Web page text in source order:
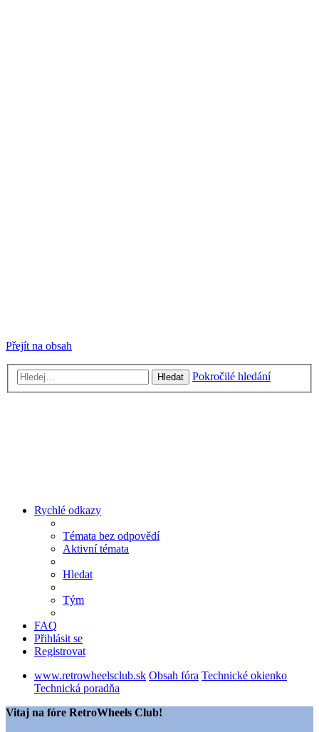
Přejít na obsah
Hledat Pokročilé hledání
Rychlé odkazy
Témata bez odpovědí
Aktivní témata
Hledat
Tým
FAQ
Přihlásit se
Registrovat
www.retrowheelsclub.sk Obsah fóra Technické okienko
Technická poradňa
Vitaj na fóre RetroWheels Club!